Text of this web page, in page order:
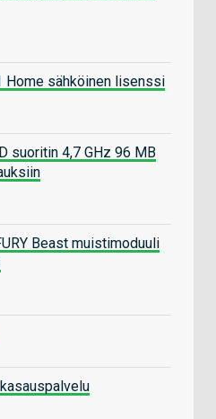
sähköinen lisenssi
suoritin 4,7 GHz 96 MB
Beast muistimoduuli